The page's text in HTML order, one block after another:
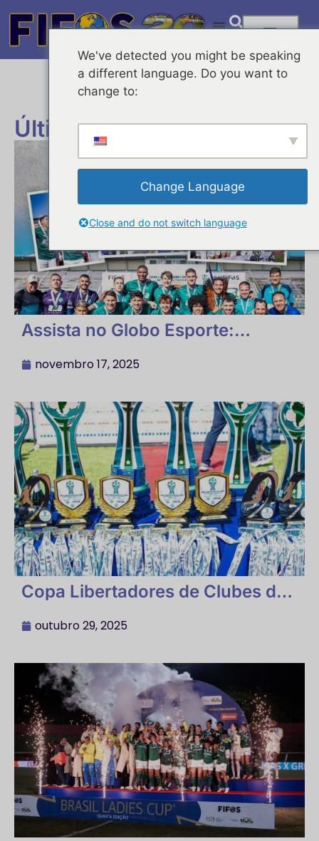
Últimas Noticias
Assista no Globo Esporte:
Libertadores de Fut7
novembro 17, 2025
Copa Libertadores de Clubes de
de Outubro – Guarani F. C. de
Asdericel de Rondônia – Campeã
Feminina
outubro 29, 2025
We've detected you might be speaking
a different language. Do you want to
change to:
Change Language
Close and do not switch language